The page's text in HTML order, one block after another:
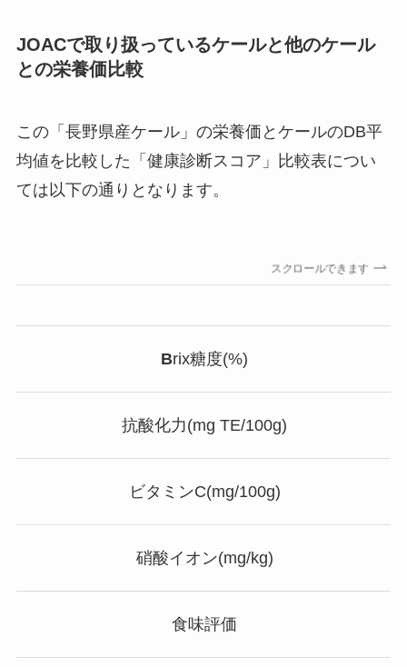
JOACで取り扱っているケールと他のケール
との栄養価比較
この「長野県産ケール」の栄養価とケールのDB平
均値を比較した「健康診断スコア」比較表につい
ては以下の通りとなります。
スクロールできます
Brix糖度(%)
抗酸化力(mg TE/100g)
ビタミンC(mg/100g)
硝酸イオン(mg/kg)
食味評価